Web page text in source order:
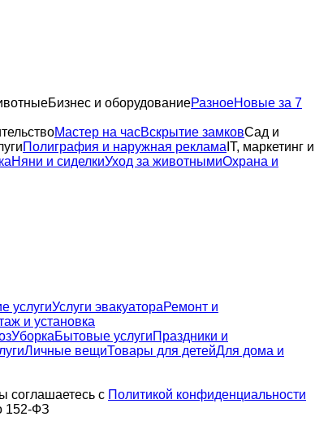
Бизнес и оборудованиеРазноеНовые за 7
Мастер на часВскрытие замковСад и
Полиграфия и наружная реклама IT, маркетинг и
Няни и сиделкиУход за животнымиОхрана и
услугиУслуги эвакуатораРемонт и
и установка
УборкаБытовые услугиПраздники и
Личные вещиТовары для детейДля дома и
соглашаетесь с Политикой конфиденциальности
152-ФЗ